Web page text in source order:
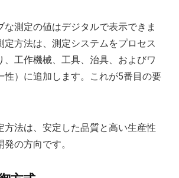
な測定の値はデジタルで表示できま
定方法は、測定システムをプロセス
、工作機械、工具、治具、およびワ
性）に追加します。これが5番目の要
方法は、安定した品質と高い生産性
の方向です。